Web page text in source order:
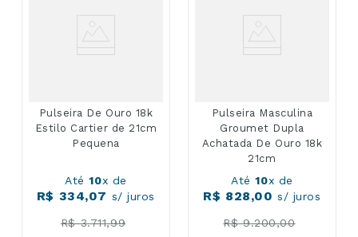
Pulseira De Ouro 18k
Estilo Cartier de 21cm
Pequena
Até10x de
R$ 334,07 s/ juros
R$ 3.711,99
Pulseira Masculina
Groumet Dupla
Achatada De Ouro 18k
21cm
Até10x de
R$ 828,00 s/ juros
R$ 9.200,00